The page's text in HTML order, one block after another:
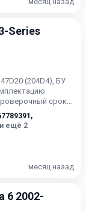
Series
(204D4), БУ
срок
,
и ещё 2
месяц назад
6 2002-